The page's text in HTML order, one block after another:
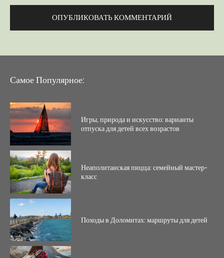
Самое Популярное:
Игры, природа и искусство: варианты
отпуска для детей всех возрастов
Неаполитанская пицца: семейный мастер-
класс
Походы в Доломитах: маршруты для детей